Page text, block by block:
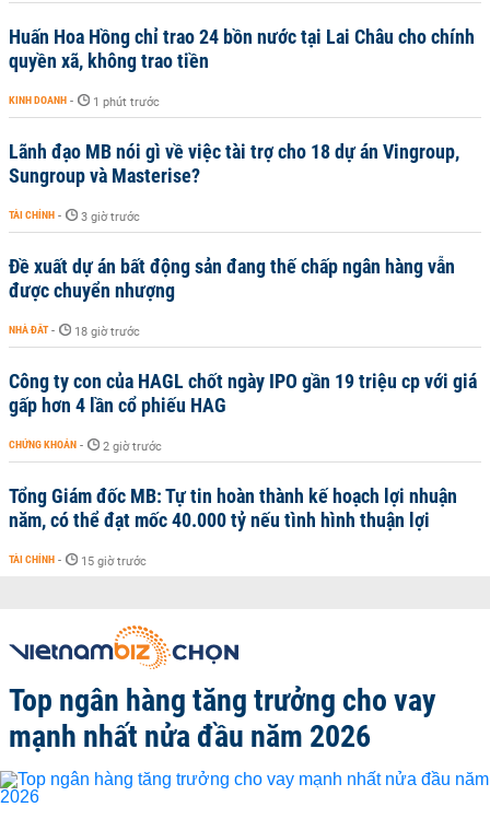
Huấn Hoa Hồng chỉ trao 24 bồn nước tại Lai Châu cho chính
quyền xã, không trao tiền
KINH DOANH - 1 phút trước
Lãnh đạo MB nói gì về việc tài trợ cho 18 dự án Vingroup,
Sungroup và Masterise?
TÀI CHÍNH - 3 giờ trước
Đề xuất dự án bất động sản đang thế chấp ngân hàng vẫn
được chuyển nhượng
NHÀ ĐẤT - 18 giờ trước
Công ty con của HAGL chốt ngày IPO gần 19 triệu cp với giá
gấp hơn 4 lần cổ phiếu HAG
CHỨNG KHOÁN - 2 giờ trước
Tổng Giám đốc MB: Tự tin hoàn thành kế hoạch lợi nhuận
năm, có thể đạt mốc 40.000 tỷ nếu tình hình thuận lợi
TÀI CHÍNH - 15 giờ trước
Top ngân hàng tăng trưởng cho vay
mạnh nhất nửa đầu năm 2026